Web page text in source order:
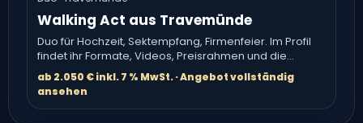
Walking Act aus Travemünde
Duo für Hochzeit, Sektempfang, Firmenfeier. Im Profil
findet ihr Formate, Videos, Preisrahmen und die
direkte Anfrage.
ab 2.050 € inkl. 7 % MwSt. · Angebot vollständig
ansehen